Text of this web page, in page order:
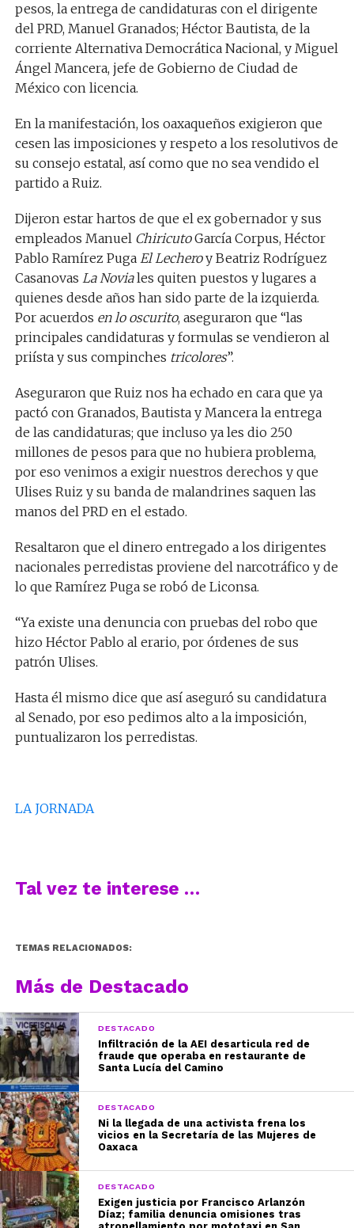
pesos, la entrega de candidaturas con el dirigente
del PRD, Manuel Granados; Héctor Bautista, de la
corriente Alternativa Democrática Nacional, y Miguel
Ángel Mancera, jefe de Gobierno de Ciudad de
México con licencia.
En la manifestación, los oaxaqueños exigieron que
cesen las imposiciones y respeto a los resolutivos de
su consejo estatal, así como que no sea vendido el
partido a Ruiz.
Dijeron estar hartos de que el ex gobernador y sus
empleados Manuel ChiricutoGarcía Corpus, Héctor
Pablo Ramírez Puga El Lecheroy Beatriz Rodríguez
Casanovas La Noviales quiten puestos y lugares a
quienes desde años han sido parte de la izquierda.
Por acuerdos en lo oscurito, aseguraron que “las
principales candidaturas y formulas se vendieron al
priísta y sus compinches tricolores”.
Aseguraron que Ruiz nos ha echado en cara que ya
pactó con Granados, Bautista y Mancera la entrega
de las candidaturas; que incluso ya les dio 250
millones de pesos para que no hubiera problema,
por eso venimos a exigir nuestros derechos y que
Ulises Ruiz y su banda de malandrines saquen las
manos del PRD en el estado.
Resaltaron que el dinero entregado a los dirigentes
nacionales perredistas proviene del narcotráfico y de
lo que Ramírez Puga se robó de Liconsa.
“Ya existe una denuncia con pruebas del robo que
hizo Héctor Pablo al erario, por órdenes de sus
patrón Ulises.
Hasta él mismo dice que así aseguró su candidatura
al Senado, por eso pedimos alto a la imposición,
puntualizaron los perredistas.
LA JORNADA
Tal vez te interese …
TEMAS RELACIONADOS:
Más de Destacado
DESTACADO
Infiltración de la AEI desarticula red de
fraude que operaba en restaurante de
Santa Lucía del Camino
DESTACADO
Ni la llegada de una activista frena los
vicios en la Secretaría de las Mujeres de
Oaxaca
DESTACADO
Exigen justicia por Francisco Arlanzón
Díaz; familia denuncia omisiones tras